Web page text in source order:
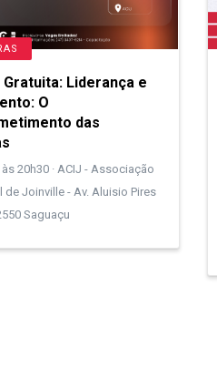
Liderança e
O
das
20h30 · ACIJ - Associação
de Joinville - Av. Aluisio Pires
Saguaçu